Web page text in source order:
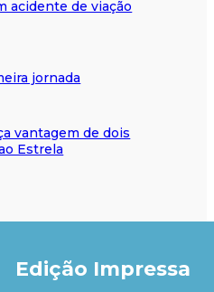
acidente de viação
jornada
vantagem de dois
Estrela
Edição Impressa